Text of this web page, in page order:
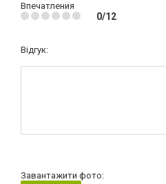
Впечатления
0/12
Відгук:
Завантажити фото: